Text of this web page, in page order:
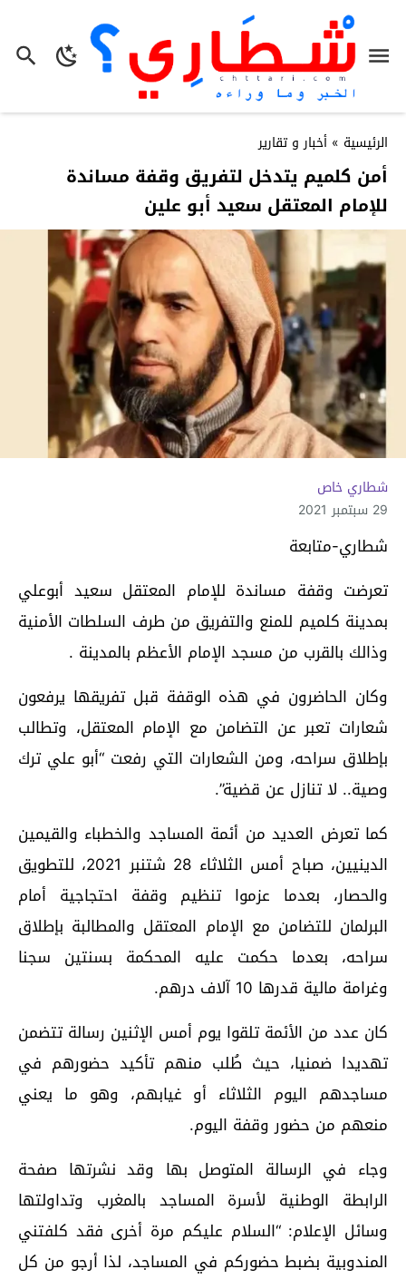
الرئيسية » أخبار و تقارير
أمن كلميم يتدخل لتفريق وقفة مساندة
للإمام المعتقل سعيد أبو علين
شطاري خاص
29 سبتمبر 2021
شطاري-متابعة
تعرضت وقفة مساندة للإمام المعتقل سعيد أبوعلي
بمدينة كلميم للمنع والتفريق من طرف السلطات الأمنية
وذالك بالقرب من مسجد الإمام الأعظم بالمدينة .
وكان الحاضرون في هذه الوقفة قبل تفريقها يرفعون
شعارات تعبر عن التضامن مع الإمام المعتقل، وتطالب
بإطلاق سراحه، ومن الشعارات التي رفعت “أبو علي ترك
وصية.. لا تنازل عن قضية”.
كما تعرض العديد من أئمة المساجد والخطباء والقيمين
الدينيين، صباح أمس الثلاثاء 28 شتنبر 2021، للتطويق
والحصار، بعدما عزموا تنظيم وقفة احتجاجية أمام
البرلمان للتضامن مع الإمام المعتقل والمطالبة بإطلاق
سراحه، بعدما حكمت عليه المحكمة بسنتين سجنا
وغرامة مالية قدرها 10 آلاف درهم.
كان عدد من الأئمة تلقوا يوم أمس الإثنين رسالة تتضمن
تهديدا ضمنيا، حيث طُلب منهم تأكيد حضورهم في
مساجدهم اليوم الثلاثاء أو غيابهم، وهو ما يعني
منعهم من حضور وقفة اليوم.
وجاء في الرسالة المتوصل بها وقد نشرتها صفحة
الرابطة الوطنية لأسرة المساجد بالمغرب وتداولتها
وسائل الإعلام: “السلام عليكم مرة أخرى فقد كلفتني
المندوبية بضبط حضوركم في المساجد، لذا أرجو من كل